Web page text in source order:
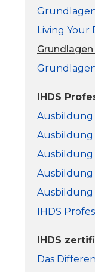
Living Your
Grundlagen
IHDS
Ausbildung
Ausbildung
Ausbildung
Ausbildung
Ausbildung
IHDS
IHDS
Das